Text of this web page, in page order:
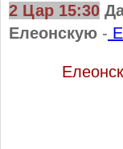
2 Цар 15:30
Елеонскую -